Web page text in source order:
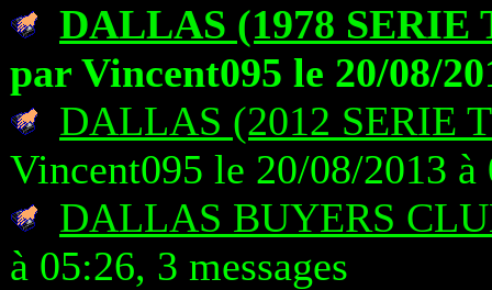
DALLAS (1978 SERIE
par Vincent095 le 20/08/
DALLAS (2012 SERIE
Vincent095 le 20/08/2013 à
DALLAS BUYERS
à 05:26, 3 messages